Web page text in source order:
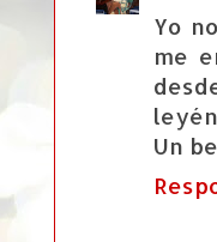
Yo
me
Un